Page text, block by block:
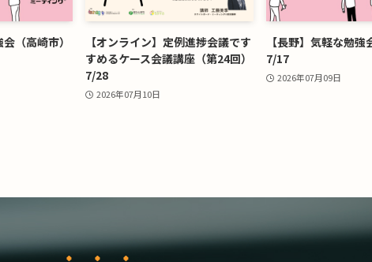
（高崎市）
【オンライン】定例進捗会議です
すめるケース会議講座（第24回）
7/28
2026年07月10日
【長野】気軽な勉強
7/17
2026年07月09日